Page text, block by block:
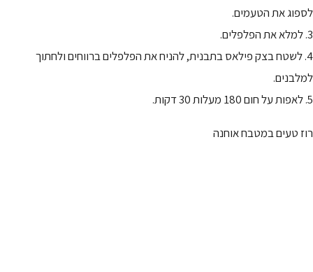
לספוג את הטעמים.
3. למלא את הפלפלים.
4. לשטח בצק פילאס בתבנית, להניח את הפלפלים ברווחים ולחתוך
למלבנים.
5. לאפות על חום 180 מעלות 30 דקות.
רוז טעים במטבח אוחנה